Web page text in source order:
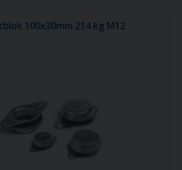
100x30mm 214 kg M12